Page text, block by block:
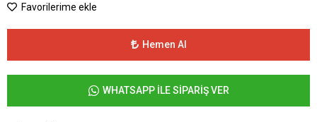
Favorilerime ekle
Hemen Al
WHATSAPP İLE SİPARİŞ VER